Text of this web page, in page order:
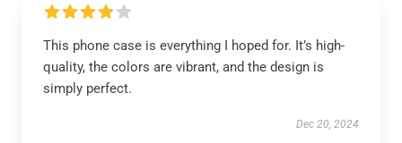
This phone case is everything I hoped for. It’s high-
quality, the colors are vibrant, and the design is
simply perfect.
Dec 20, 2024